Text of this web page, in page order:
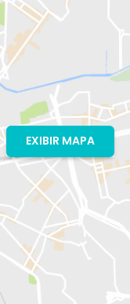
EXIBIR MAPA